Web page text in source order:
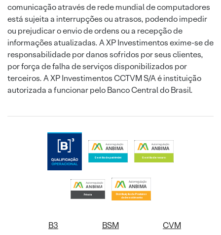
comunicação através de rede mundial de computadores
está sujeita a interrupções ou atrasos, podendo impedir
ou prejudicar o envio de ordens ou a recepção de
informações atualizadas. A XP Investimentos exime-se de
responsabilidade por danos sofridos por seus clientes,
por força de falha de serviços disponibilizados por
terceiros. A XP Investimentos CCTVM S/A é instituição
autorizada a funcionar pelo Banco Central do Brasil.
B3 BSM CVM